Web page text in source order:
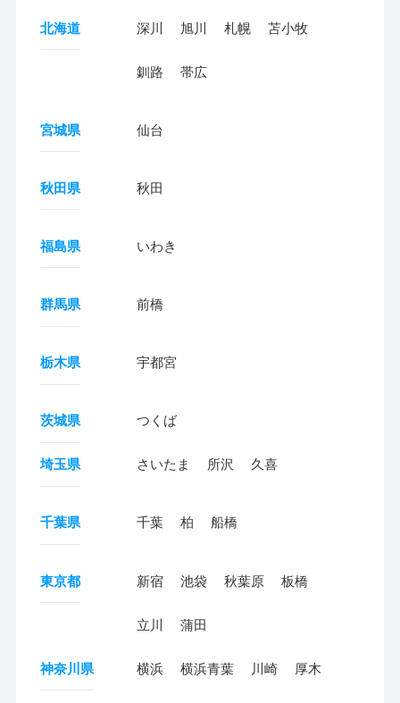
北海道 深川 旭川 札幌 苫小牧
釧路 帯広
宮城県 仙台
秋田県 秋田
福島県 いわき
群馬県 前橋
栃木県 宇都宮
茨城県 つくば
埼玉県 さいたま 所沢 久喜
千葉県 千葉 柏 船橋
東京都 新宿 池袋 秋葉原 板橋
立川 蒲田
神奈川県 横浜 横浜青葉 川崎 厚木